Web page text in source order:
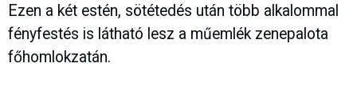
Ezen a két estén, sötétedés után több alkalommal
fényfestés is látható lesz a műemlék zenepalota
főhomlokzatán.